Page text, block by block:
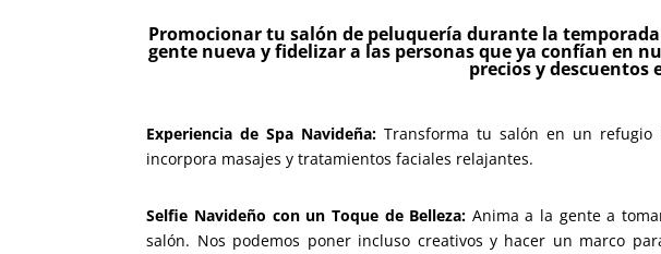
Promocionar tu salón de peluquería durante la
gente nueva y fidelizar a las personas que ya confían en
precios y descuentos
Experiencia de Spa Navideña: Transforma tu salón en un refugio
incorpora masajes y tratamientos faciales relajantes.
Selfie Navideño con un Toque de Belleza: Anima a la gente a
salón. Nos podemos poner incluso creativos y hacer un marco